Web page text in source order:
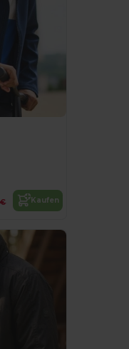
Kaufen